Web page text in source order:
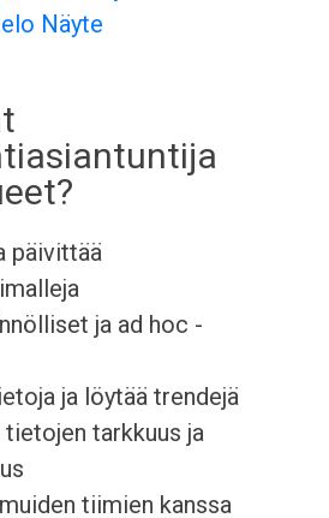
Näyte
päivittää
ja ad hoc -
ja löytää trendejä
tarkkuus ja
tiimien kanssa